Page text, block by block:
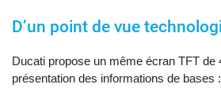
D’un point de vue
Ducati propose un même écran TFT de
présentation des informations de bases